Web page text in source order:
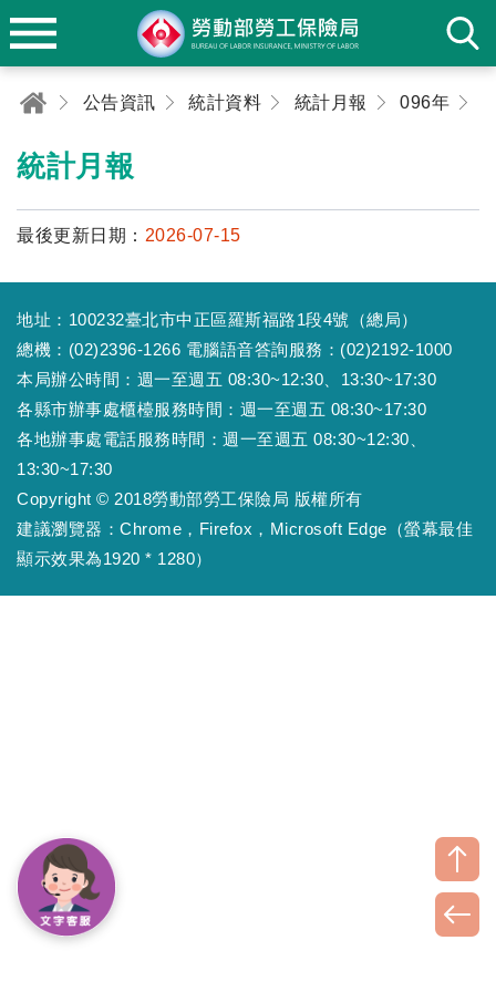
公告資訊 統計資料 統計月報 096年
統計月報
最後更新日期： 2026-07-15
地址：100232臺北市中正區羅斯福路1段4號（總局）
總機：(02)2396-1266 電腦語音答詢服務：(02)2192-1000
本局辦公時間：週一至週五 08:30~12:30、13:30~17:30
各縣市辦事處櫃檯服務時間：週一至週五 08:30~17:30
各地辦事處電話服務時間：週一至週五 08:30~12:30、
13:30~17:30
Copyright © 2018勞動部勞工保險局 版權所有
建議瀏覽器：Chrome，Firefox，Microsoft Edge（螢幕最佳
顯示效果為1920 * 1280）